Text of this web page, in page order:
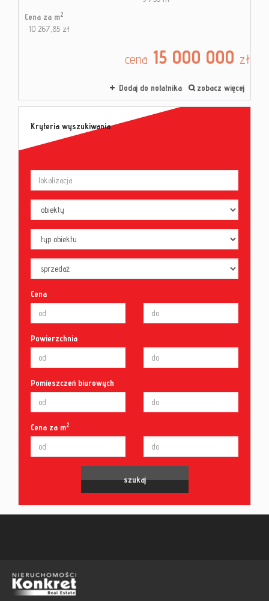
Cena za m2
10 267,85 zł
cena 15 000 000 zł
Dodaj do notatnika zobacz więcej
Kryteria wyszukiwania
Cena
Powierzchnia
Pomieszczeń biurowych
Cena za m2